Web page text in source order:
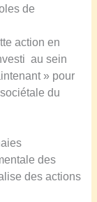
de
action en
au sein
» pour
du
des
des actions